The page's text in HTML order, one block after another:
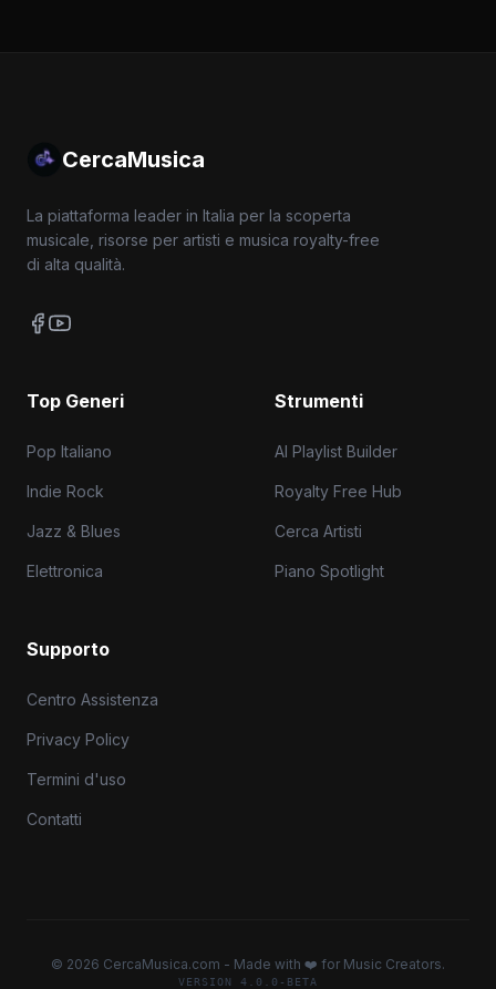
CercaMusica
La piattaforma leader in Italia per la scoperta
musicale, risorse per artisti e musica royalty-free
di alta qualità.
Top Generi
Pop Italiano
Indie Rock
Jazz & Blues
Elettronica
Strumenti
AI Playlist Builder
Royalty Free Hub
Cerca Artisti
Piano Spotlight
Supporto
Centro Assistenza
Privacy Policy
Termini d'uso
Contatti
© 2026 CercaMusica.com - Made with ❤️ for Music Creators.
VERSION 4.0.0-BETA